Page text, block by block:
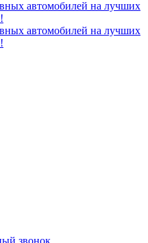
автомобилей на лучших
автомобилей на лучших
звонок